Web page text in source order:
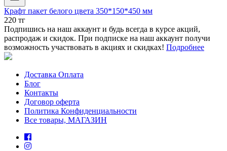
Крафт пакет белого цвета 350*150*450 мм
220 тг
Подпишись на наш аккаунт и будь всегда в курсе акций,
распродаж и скидок. При подписке на наш аккаунт получи
возможность участвовать в акциях и скидках! Подробнее
Доставка Оплата
Блог
Контакты
Договор оферта
Политика Конфиденциальности
Все товары, МАГАЗИН